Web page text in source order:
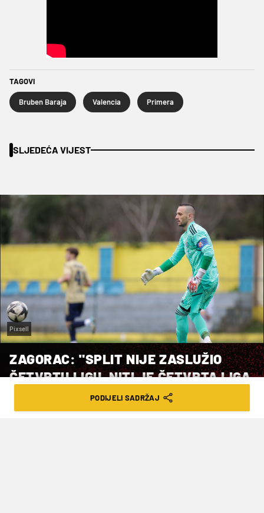
TAGOVI
Bruben Baraja Valencia Primera
SLJEDEĆA VIJEST
Pixsell
ZAGORAC: "SPLIT NIJE ZASLUŽIO
ČETVRTU LIGU, NITI JE ČETVRTA LIGA
ZASLUŽILA SPLIT"
PODIJELI SADRŽAJ